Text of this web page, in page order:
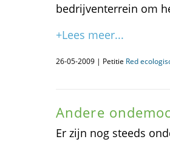
bedrijventerrein om
+Lees meer...
26-05-2009 | Petitie Red
Andere
Er zijn nog steeds